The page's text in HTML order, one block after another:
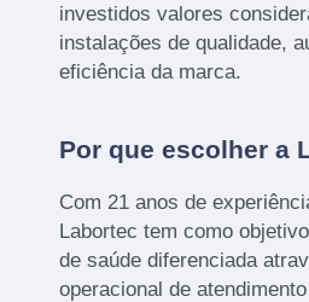
investidos valores
instalações de qualidade,
eficiência da marca.
Por que escolher a
Com 21 anos de
Labortec tem como
de saúde diferenciada
operacional de